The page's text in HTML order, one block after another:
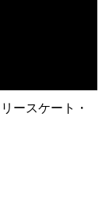
ースケート・